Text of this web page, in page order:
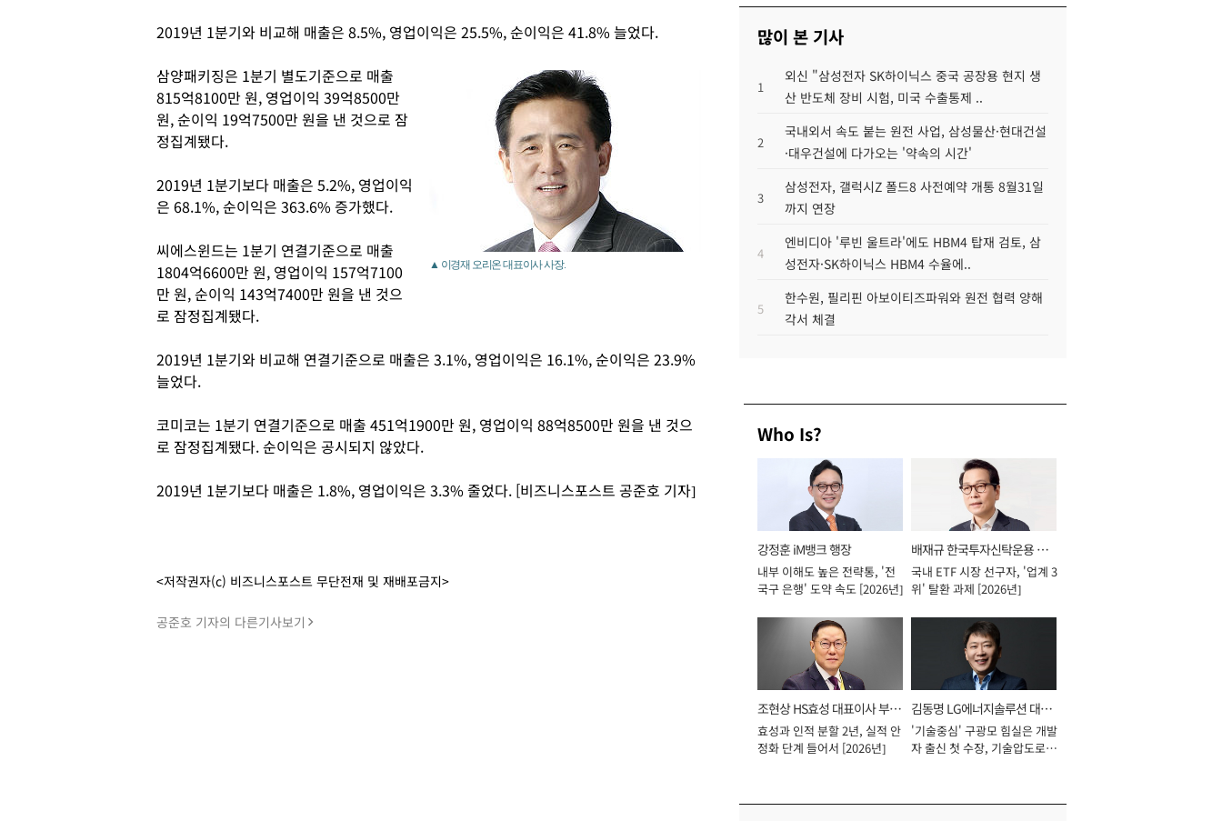
2019년 1분기와 비교해 매출은 8.5%, 영업이익은 25.5%, 순이익은 41.8% 늘었다.
▲ 이경재 오리온 대표이사 사장.
삼양패키징은 1분기 별도기준으로 매출
815억8100만 원, 영업이익 39억8500만
원, 순이익 19억7500만 원을 낸 것으로 잠
정집계됐다.
2019년 1분기보다 매출은 5.2%, 영업이익
은 68.1%, 순이익은 363.6% 증가했다.
씨에스윈드는 1분기 연결기준으로 매출
1804억6600만 원, 영업이익 157억7100
만 원, 순이익 143억7400만 원을 낸 것으
로 잠정집계됐다.
2019년 1분기와 비교해 연결기준으로 매출은 3.1%, 영업이익은 16.1%, 순이익은 23.9%
늘었다.
코미코는 1분기 연결기준으로 매출 451억1900만 원, 영업이익 88억8500만 원을 낸 것으
로 잠정집계됐다. 순이익은 공시되지 않았다.
2019년 1분기보다 매출은 1.8%, 영업이익은 3.3% 줄었다. [비즈니스포스트 공준호 기자]
<저작권자(c) 비즈니스포스트 무단전재 및 재배포금지>
공준호 기자의 다른기사보기
많이 본 기사
1
외신 "삼성전자 SK하이닉스 중국 공장용 현지 생
산 반도체 장비 시험, 미국 수출통제 ..
2
국내외서 속도 붙는 원전 사업, 삼성물산·현대건설
·대우건설에 다가오는 '약속의 시간'
3
삼성전자, 갤럭시Z 폴드8 사전예약 개통 8월31일
까지 연장
4
엔비디아 '루빈 울트라'에도 HBM4 탑재 검토, 삼
성전자·SK하이닉스 HBM4 수율에..
5
한수원, 필리핀 아보이티즈파워와 원전 협력 양해
각서 체결
Who Is?
강정훈 iM뱅크 행장
내부 이해도 높은 전략통, '전
국구 은행' 도약 속도 [2026년]
배재규 한국투자신탁운용 대
표이사 사장
국내 ETF 시장 선구자, '업계 3
위' 탈환 과제 [2026년]
조현상 HS효성 대표이사 부회
장
효성과 인적 분할 2년, 실적 안
정화 단계 들어서 [2026년]
김동명 LG에너지솔루션 대표
이사 사장
'기술중심' 구광모 힘실은 개발
자 출신 첫 수장, 기술압도로